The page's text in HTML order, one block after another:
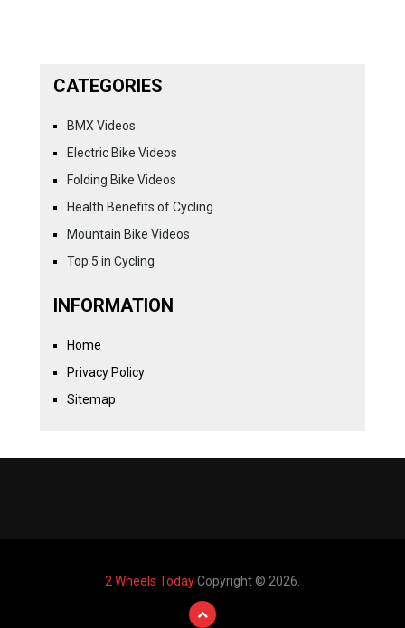
CATEGORIES
BMX Videos
Electric Bike Videos
Folding Bike Videos
Health Benefits of Cycling
Mountain Bike Videos
Top 5 in Cycling
INFORMATION
Home
Privacy Policy
Sitemap
2 Wheels TodayCopyright © 2026.